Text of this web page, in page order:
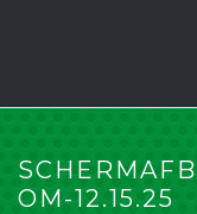
OM-12.15.25